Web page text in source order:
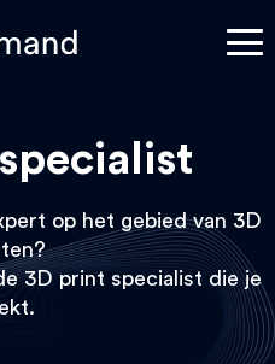
op het gebied van 3D
3D print specialist die je